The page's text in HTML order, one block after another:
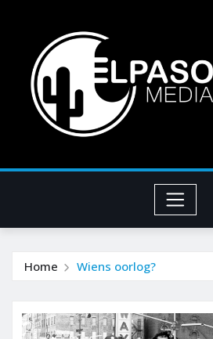
Home Wiens oorlog?